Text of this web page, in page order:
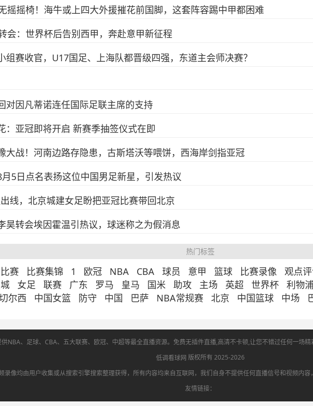
摇摇椅！海牛或上四大外援摧花前国脚，这套阵容踢中甲都困难
会：世界杯后告别西甲，奔赴意甲新征程
组赛收官，U17国足、上海队都晋级四强，东道主会师决赛？
对因凡蒂诺连任国际足联主席的支持
：亚冠即将开启 新赛季抽签仪式在即
大战！河南边路存隐患，古斯塔沃等喂饼，西海岸剑指亚冠
5日点名表扬这位中国男足新星，引发热议
线，北京城建女足盼把亚冠比赛带回北京
昊转会埃因霍温引热议，球迷称之为假消息
热门标签
比赛 比赛集锦 1 欧冠 NBA CBA 球员 意甲 篮球 比赛录像 观点
女足 联赛 广东 罗马 皇马 国米 助攻 主场 英超 世界杯 利物
尔西 中国女篮 防守 中国 巴萨 NBA常规赛 北京 中国篮球 中场
NBA、足球、CBA、五大联赛、欧冠、中超等最全直播资源。免费无插件直播,高清不卡顿,让您不错过任何一场
低调看球网 版权所有 2025-2026
录像均由用户收集或从搜索引擎搜索整理获得，所有内容均来自互联网，我们自身不提供任何直播信号和视频内
友情链接：